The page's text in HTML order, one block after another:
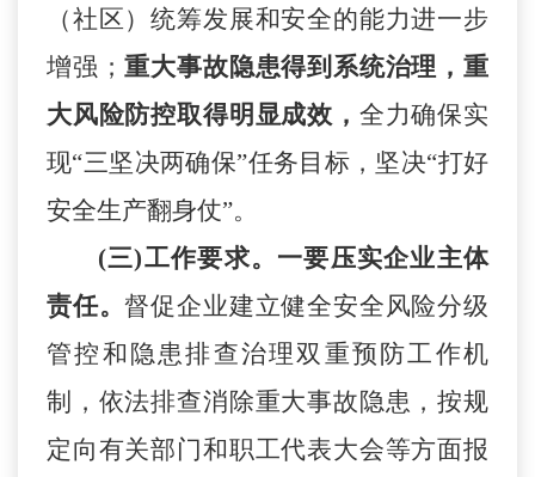
（社区）统筹发展和安全的能力进一步
增强； 重大事故隐患得到系统治理，重
大风险防控取得明显成效， 全力确保实
现“三坚决两确保”任务目标，坚决“打好
安全生产翻身仗”。
(三)工作要求。 一要压实企业主体
责任。督促企业建立健全安全风险分级
管控和隐患排查治理双重预防工作机
制，依法排查消除重大事故隐患，按规
定向有关部门和职工代表大会等方面报